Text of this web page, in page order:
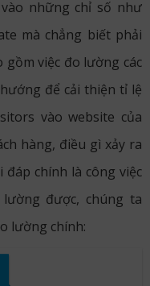
những chỉ số như
mà chẳng biết phải
gồm việc đo lường các
để cải thiện tỉ lệ
vào website của
hàng, điều gì xảy ra
chính là công việc
được, chúng ta
lường chính: